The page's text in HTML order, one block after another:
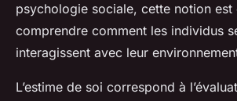
psychologie sociale, cette notion est
comprendre comment les individus
interagissent avec leur
L’estime de soi correspond à